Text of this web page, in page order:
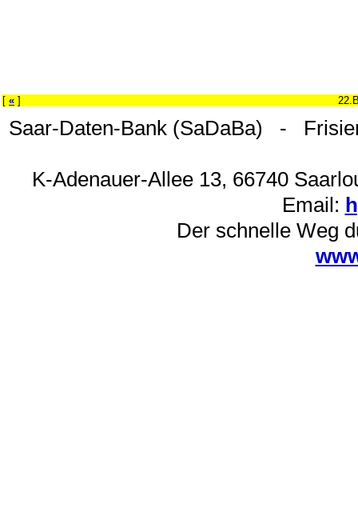
[ « ]
Saar-Daten-Bank (SaDaBa) -
K-Adenauer-Allee 13, 66740
Email:
Der schnelle Weg